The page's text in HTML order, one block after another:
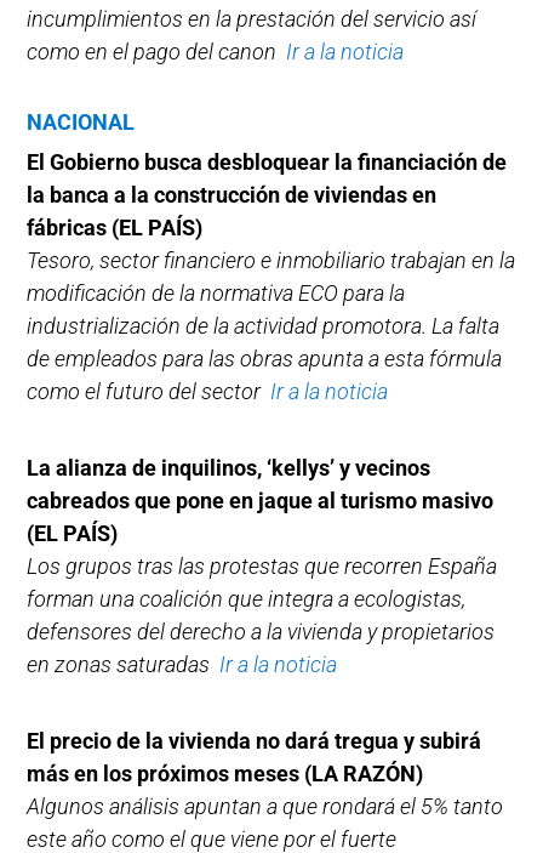
incumplimientos en la prestación del servicio así
como en el pago del canon Ir a la noticia
NACIONAL
El Gobierno busca desbloquear la financiación de
la banca a la construcción de viviendas en
fábricas (EL PAÍS)
Tesoro, sector financiero e inmobiliario trabajan en la
modificación de la normativa ECO para la
industrialización de la actividad promotora. La falta
de empleados para las obras apunta a esta fórmula
como el futuro del sector Ir a la noticia
La alianza de inquilinos, ‘kellys’ y vecinos
cabreados que pone en jaque al turismo masivo
(EL PAÍS)
Los grupos tras las protestas que recorren España
forman una coalición que integra a ecologistas,
defensores del derecho a la vivienda y propietarios
en zonas saturadas Ir a la noticia
El precio de la vivienda no dará tregua y subirá
más en los próximos meses (LA RAZÓN)
Algunos análisis apuntan a que rondará el 5% tanto
este año como el que viene por el fuerte